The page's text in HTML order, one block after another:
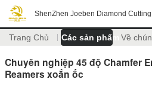
ShenZhen Joeben Diamond Cutting
Trang Chủ Các sản phẩm Về
Chuyên nghiệp 45 độ Chamfer
Reamers xoắn ốc